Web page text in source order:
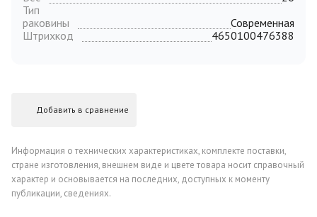
Тип
раковины
Современная
Штрихкод
4650100476388
Добавить в сравнение
Информация о технических характеристиках, комплекте поставки,
стране изготовления, внешнем виде и цвете товара носит справочный
характер и основывается на последних, доступных к моменту
публикации, сведениях.